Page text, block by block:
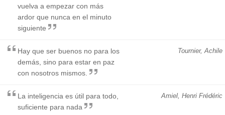
vuelva a empezar con más
ardor que nunca en el minuto
siguiente
Tournier, Achile
Hay que ser buenos no para los
demás, sino para estar en paz
con nosotros mismos.
Amiel, Henri Frédéric
La inteligencia es útil para todo,
suficiente para nada